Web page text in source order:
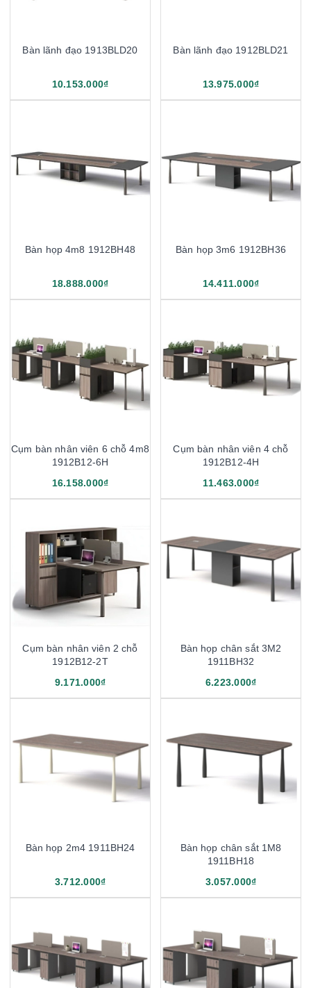
Bàn lãnh đạo 1913BLD20
10.153.000₫
Bàn lãnh đạo 1912BLD21
13.975.000₫
Bàn họp 4m8 1912BH48
18.888.000₫
Bàn họp 3m6 1912BH36
14.411.000₫
Cụm bàn nhân viên 6 chỗ 4m8
1912B12-6H
16.158.000₫
Cụm bàn nhân viên 4 chỗ
1912B12-4H
11.463.000₫
Cụm bàn nhân viên 2 chỗ
1912B12-2T
9.171.000₫
Bàn họp chân sắt 3M2
1911BH32
6.223.000₫
Bàn họp 2m4 1911BH24
3.712.000₫
Bàn họp chân sắt 1M8
1911BH18
3.057.000₫